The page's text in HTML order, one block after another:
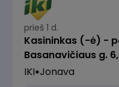
prieš 1 d.
Kasininkas (-ė) -
Basanavičiaus g.
IKI Jonava